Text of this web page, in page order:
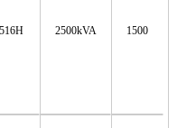
2500kVA 1500